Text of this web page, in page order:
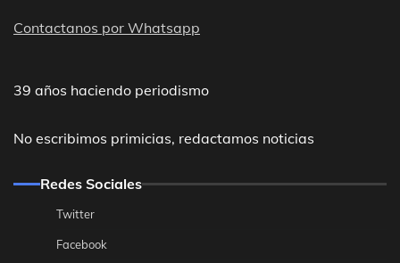
Contactanos por Whatsapp
39 años haciendo periodismo
No escribimos primicias, redactamos noticias
Redes Sociales
Twitter
Facebook